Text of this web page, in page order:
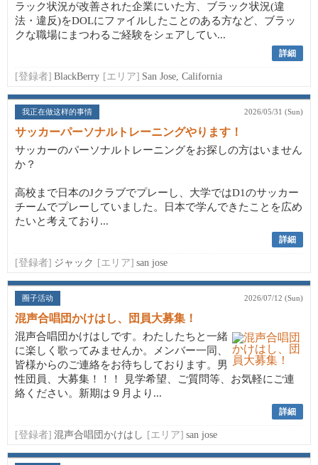
ラック状況が改善された企業にいた方、ブラック状況(違
法・違反)をDOLにファイルしたことのある方など、ブラッ
クな職場にまつわるご経験をシェアしてい...
詳細
[登録者] BlackBerry [エリア] San Jose, California
我正在做这样的事情 2026/05/31 (Sun)
サッカーパーソナルトレーニングやります！
サッカーのパーソナルトレーニングをお探しの方はいません
か？
高校まで日本のJクラブでプレーし、大学ではD1のサッカー
チームでプレーしていました。日本で学んできたことを広め
たいと考えており...
詳細
[登録者] ジャック [エリア] san jose
圈子活动 2026/07/12 (Sun)
混声合唱団かけはし、団員大募集！
混声合唱団かけはしです。わたしたちと一緒
に楽しく歌ってみませんか。メンバー一同、
皆様からのご連絡をお待ちしております。男
性団員、大募集！！！ 見学希望、ご質問等、お気軽にご連
絡ください。新期は９月より...
詳細
[登録者] 混声合唱団かけはし [エリア] san jose